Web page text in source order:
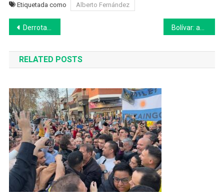
Etiquetada como Alberto Fernández
Navegación
de
entradas
Derrota electoral y derrotados en 25 de Mayo
RELATED POSTS